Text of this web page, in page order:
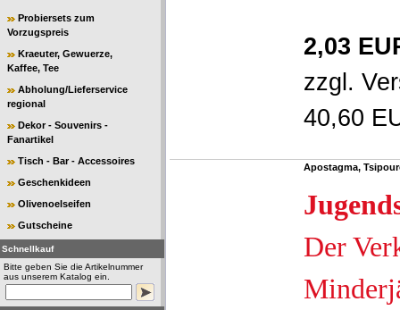
Probiersets zum
Vorzugspreis
Kraeuter, Gewuerze,
Kaffee, Tee
Abholung/Lieferservice
regional
Dekor - Souvenirs -
Fanartikel
Tisch - Bar - Accessoires
Geschenkideen
Olivenoelseifen
Gutscheine
Schnellkauf
Bitte geben Sie die Artikelnummer
aus unserem Katalog ein.
2,03
zzgl.
40,60
Apostagma,
Der